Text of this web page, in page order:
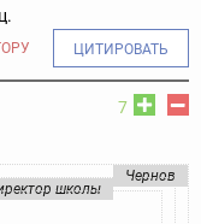
ЦИТИРОВАТЬ
7
Чернов
школы